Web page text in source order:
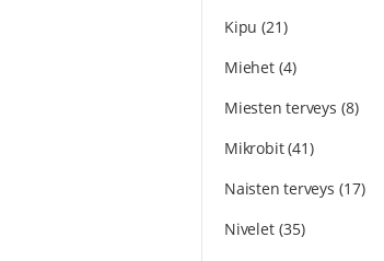
Kipu (21)
Miehet(4)
Miesten terveys (8)
Mikrobit(41)
Naisten terveys (17)
Nivelet(35)